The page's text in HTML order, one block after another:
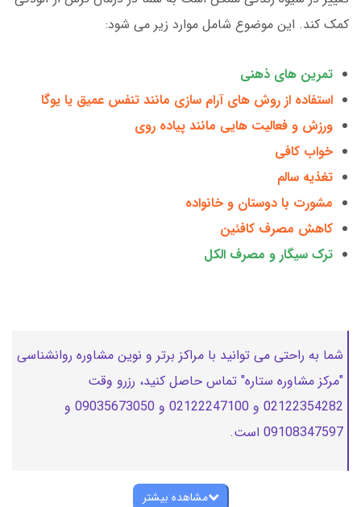
کمک کند. این موضوع شامل موارد زیر می شود:
تمرین های ذهنی
استفاده از روش های آرام سازی مانند تنفس عمیق یا یوگا
ورزش و فعالیت هایی مانند پیاده روی
خواب کافی
تغذیه سالم
مشورت با دوستان و خانواده
کاهش مصرف کافئین
ترک سیگار و مصرف الکل
شما به راحتی می توانید با مراکز برتر و نوین مشاوره روانشناسی
"مرکز مشاوره ستاره" تماس حاصل کنید، رزرو وقت
02122354282 و 02122247100 و 09035673050 و
09108347597 است.
مشاهده بیشتر